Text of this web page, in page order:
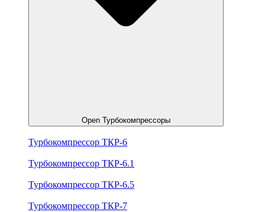
Open Турбокомпрессоры
Турбокомпрессор ТКР-6
Турбокомпрессор ТКР-6.1
Турбокомпрессор ТКР-6.5
Турбокомпрессор ТКР-7